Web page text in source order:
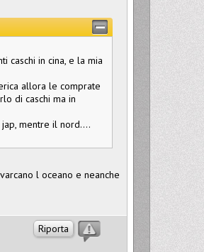
caschi in cina, e la mia
allora le comprate
di caschi ma in
mentre il nord....
l oceano e neanche
Riporta